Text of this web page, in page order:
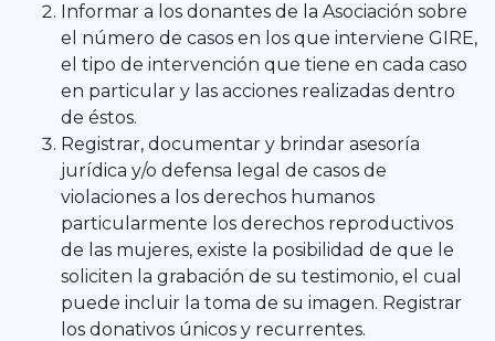
Informar a los donantes de la Asociación sobre
el número de casos en los que interviene GIRE,
el tipo de intervención que tiene en cada caso
en particular y las acciones realizadas dentro
de éstos.
Registrar, documentar y brindar asesoría
jurídica y/o defensa legal de casos de
violaciones a los derechos humanos
particularmente los derechos reproductivos
de las mujeres, existe la posibilidad de que le
soliciten la grabación de su testimonio, el cual
puede incluir la toma de su imagen. Registrar
los donativos únicos y recurrentes.